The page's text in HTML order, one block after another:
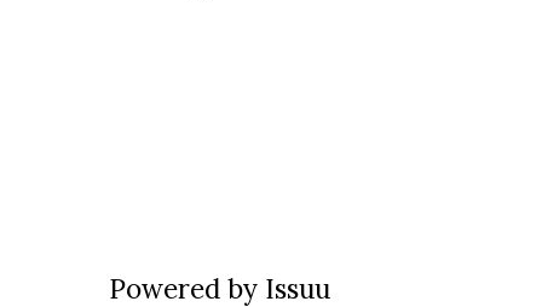
Powered by Issuu